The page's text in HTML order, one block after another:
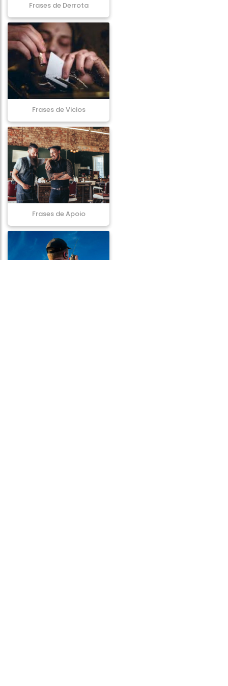
Frases de Derrota
Frases de Vicios
Frases de Apoio